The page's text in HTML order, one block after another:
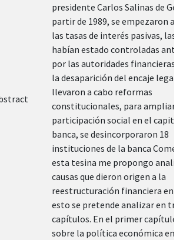
presidente Carlos Salinas de
partir de 1989, se empezaron a
las tasas de interés pasivas, las
habían estado controladas
por las autoridades financieras,
la desaparición del encaje legal.
llevaron a cabo reformas
constitucionales, para ampliar
participación social en el capital
banca, se desincorporaron 18
instituciones de la banca
esta tesina me propongo
causas que dieron origen a la
reestructuración financiera en
esto se pretende analizar en
capítulos. En el primer
sobre la política económica en